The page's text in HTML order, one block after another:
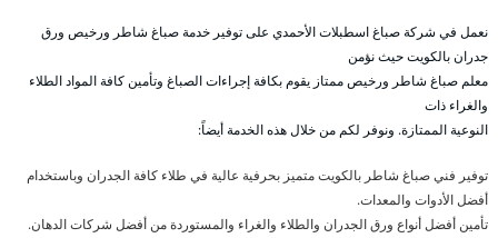
نعمل في شركة صباغ اسطبلات الأحمدي على توفير خدمة صباغ شاطر ورخيص ورق
جدران بالكويت حيث نؤمن
معلم صباغ شاطر ورخيص ممتاز يقوم بكافة إجراءات الصباغ وتأمين كافة المواد الطلاء
والغراء ذات
النوعية الممتازة. ونوفر لكم من خلال هذه الخدمة أيضاً:
توفير فني صباغ شاطر بالكويت متميز بحرفية عالية في طلاء كافة الجدران وباستخدام
أفضل الأدوات والمعدات.
تأمين أفضل أنواع ورق الجدران والطلاء والغراء والمستوردة من أفضل شركات الدهان.